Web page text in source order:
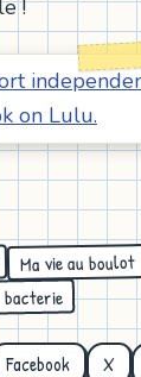
!
Ma vie au boulot
bacterie
Facebook X